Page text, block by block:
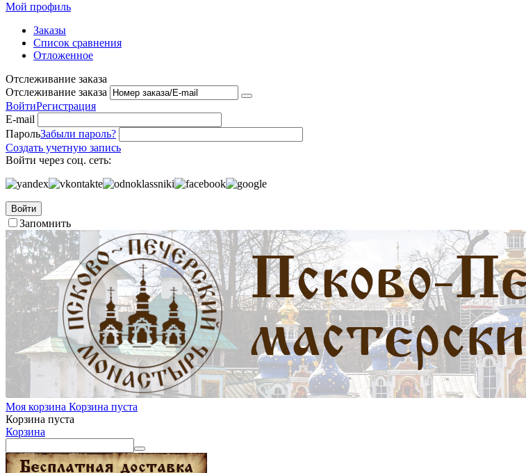
Мой профиль
Заказы
Список сравнения
Отложенное
Отслеживание заказа
Отслеживание заказа
ВойтиРегистрация
E-mail
ПарольЗабыли пароль?
Создать учетную запись
Войти через соц. сеть:
Войти
Запомнить
Моя корзина Корзина пуста
Корзина пуста
Корзина